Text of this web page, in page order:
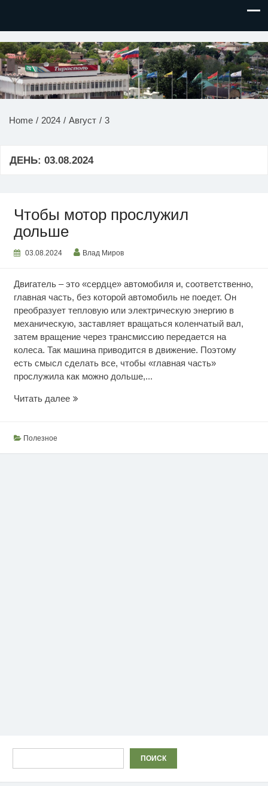
НОВОСТИ ПРИДНЕСТРОВЬЯ
Home 2024 Август 3
ДЕНЬ: 03.08.2024
Чтобы мотор прослужил
дольше
03.08.2024 Влад Миров
Двигатель – это «сердце» автомобиля и, соответственно,
главная часть, без которой автомобиль не поедет. Он
преобразует тепловую или электрическую энергию в
механическую, заставляет вращаться коленчатый вал,
затем вращение через трансмиссию передается на
колеса. Так машина приводится в движение. Поэтому
есть смысл сделать все, чтобы «главная часть»
прослужила как можно дольше,...
Читать далееЧтобы
Полезное
ПОИСК